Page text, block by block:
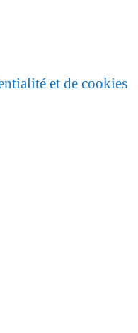
et de cookies